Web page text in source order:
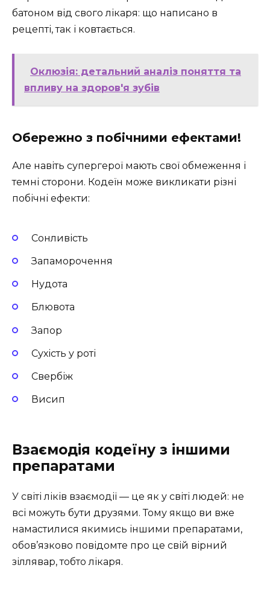
батоном від свого лікаря: що написано в
рецепті, так і ковтається.
Оклюзія: детальний аналіз поняття та
впливу на здоров'я зубів
Обережно з побічними ефектами!
Але навіть супергерої мають свої обмеження і
темні сторони. Кодеїн може викликати різні
побічні ефекти:
Сонливість
Запаморочення ️
Нудота
Блювота
Запор
Сухість у роті
Свербіж
Висип ️
Взаємодія кодеїну з іншими
препаратами
У світі ліків взаємодії — це як у світі людей: не
всі можуть бути друзями. Тому якщо ви вже
намастилися якимись іншими препаратами,
обов’язково повідомте про це свій вірний
зіллявар, тобто лікаря.